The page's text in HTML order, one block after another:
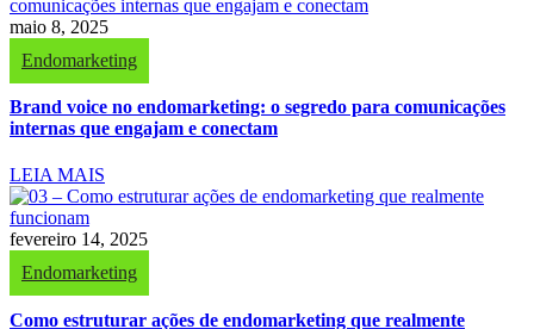
maio 8, 2025
Endomarketing
Brand voice no endomarketing: o segredo para comunicações
internas que engajam e conectam
LEIA MAIS
fevereiro 14, 2025
Endomarketing
Como estruturar ações de endomarketing que realmente